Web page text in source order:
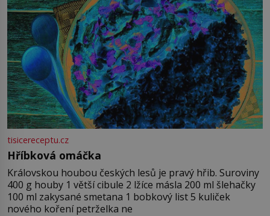
tisicereceptu.cz
Hříbková omáčka
Královskou houbou českých lesů je pravý hřib. Suroviny
400 g houby 1 větší cibule 2 lžíce másla 200 ml šlehačky
100 ml zakysané smetana 1 bobkový list 5 kuliček
nového koření petrželka ne